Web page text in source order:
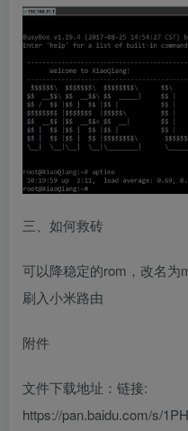
三、如何救砖
可以降稳定的rom，改名为
刷入小米路由
附件
文件下载地址：链接:
https://pan.baidu.com/s/